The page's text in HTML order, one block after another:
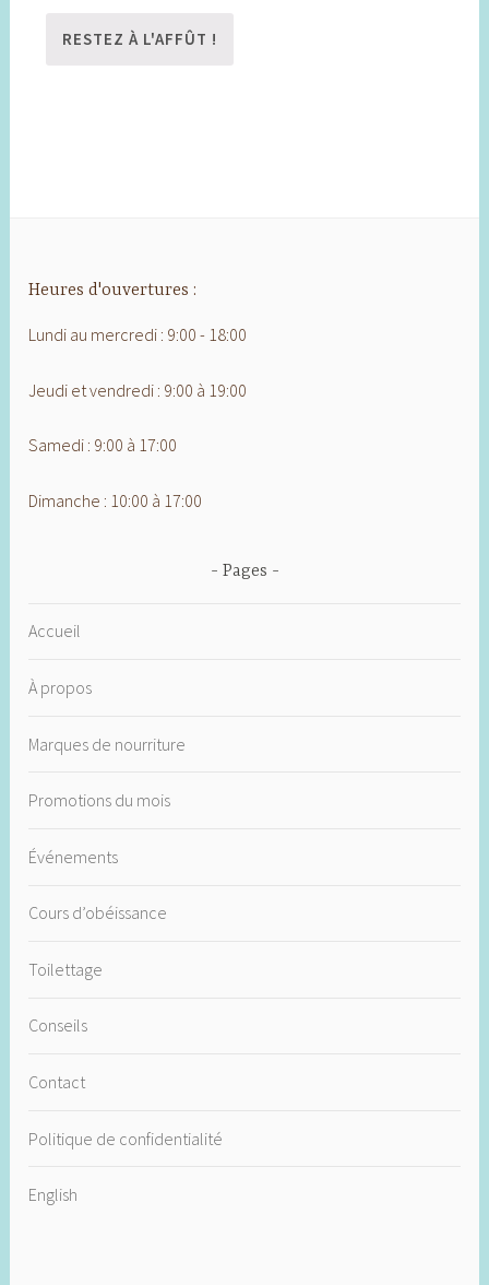
Heures d'ouvertures :
Lundi au mercredi : 9:00 - 18:00
Jeudi et vendredi : 9:00 à 19:00
Samedi : 9:00 à 17:00
Dimanche : 10:00 à 17:00
Pages
Accueil
À propos
Marques de nourriture
Promotions du mois
Événements
Cours d’obéissance
Toilettage
Conseils
Contact
Politique de confidentialité
English